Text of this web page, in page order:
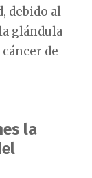
debido al
glándula
de
la